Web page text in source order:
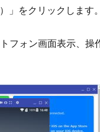
」をクリックします。
フォン画面表示、操